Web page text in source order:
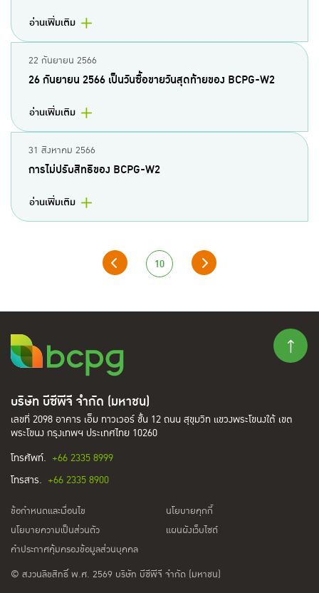
อ่านเพิ่มเติม
22 กันยายน 2566
26 กันยายน 2566 เป็นวันซื้อขายวันสุดท้ายของ BCPG-W2
อ่านเพิ่มเติม
31 สิงหาคม 2566
การไม่ปรับสิทธิของ BCPG-W2
อ่านเพิ่มเติม
10
บริษัท บีซีพีจี จำกัด (มหาชน)
เลขที่ 2098 อาคาร เอ็ม ทาวเวอร์ ชั้น 12 ถนน สุขุมวิท แขวงพระโขนงใต้ เขต
พระโขนง กรุงเทพฯ ประเทศไทย 10260
โทรศัพท์. +66 2335 8999
โทรสาร. +66 2335 8900
© สงวนลิขสิทธิ์ พ.ศ. 2569 บริษัท บีซีพีจี จำกัด (มหาชน)
ข้อกำหนดและเงื่อนไข
นโยบายความเป็นส่วนตัว
คำประกาศคุ้มครองข้อมูลส่วนบุคคล
นโยบายคุกกี้
แผนผังเว็บไซต์